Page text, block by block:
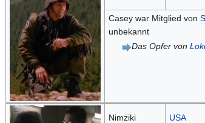
Casey war Mitglied von
unbekannt
Das Opfer von
Nimziki USA